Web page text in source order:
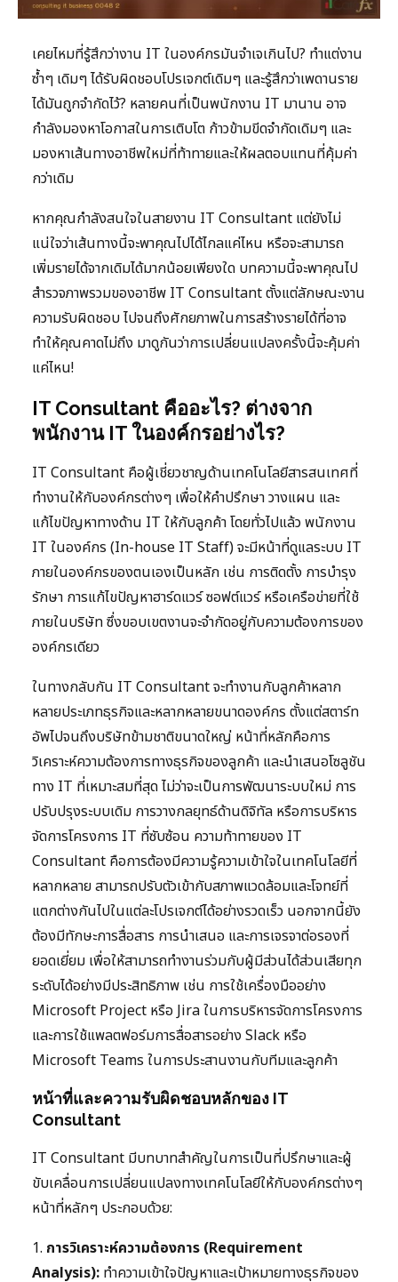
เคยไหมที่รู้สึกว่างาน IT ในองค์กรมันจำเจเกินไป? ทำแต่งาน
ซ้ำๆ เดิมๆ ได้รับผิดชอบโปรเจกต์เดิมๆ และรู้สึกว่าเพดานราย
ได้มันถูกจำกัดไว้? หลายคนที่เป็นพนักงาน IT มานาน อาจ
กำลังมองหาโอกาสในการเติบโต ก้าวข้ามขีดจำกัดเดิมๆ และ
มองหาเส้นทางอาชีพใหม่ที่ท้าทายและให้ผลตอบแทนที่คุ้มค่า
กว่าเดิม
หากคุณกำลังสนใจในสายงาน IT Consultant แต่ยังไม่
แน่ใจว่าเส้นทางนี้จะพาคุณไปได้ไกลแค่ไหน หรือจะสามารถ
เพิ่มรายได้จากเดิมได้มากน้อยเพียงใด บทความนี้จะพาคุณไป
สำรวจภาพรวมของอาชีพ IT Consultant ตั้งแต่ลักษณะงาน
ความรับผิดชอบ ไปจนถึงศักยภาพในการสร้างรายได้ที่อาจ
ทำให้คุณคาดไม่ถึง มาดูกันว่าการเปลี่ยนแปลงครั้งนี้จะคุ้มค่า
แค่ไหน!
IT Consultant คืออะไร? ต่างจาก
พนักงาน IT ในองค์กรอย่างไร?
IT Consultant คือผู้เชี่ยวชาญด้านเทคโนโลยีสารสนเทศที่
ทำงานให้กับองค์กรต่างๆ เพื่อให้คำปรึกษา วางแผน และ
แก้ไขปัญหาทางด้าน IT ให้กับลูกค้า โดยทั่วไปแล้ว พนักงาน
IT ในองค์กร (In-house IT Staff) จะมีหน้าที่ดูแลระบบ IT
ภายในองค์กรของตนเองเป็นหลัก เช่น การติดตั้ง การบำรุง
รักษา การแก้ไขปัญหาฮาร์ดแวร์ ซอฟต์แวร์ หรือเครือข่ายที่ใช้
ภายในบริษัท ซึ่งขอบเขตงานจะจำกัดอยู่กับความต้องการของ
องค์กรเดียว
ในทางกลับกัน IT Consultant จะทำงานกับลูกค้าหลาก
หลายประเภทธุรกิจและหลากหลายขนาดองค์กร ตั้งแต่สตาร์ท
อัพไปจนถึงบริษัทข้ามชาติขนาดใหญ่ หน้าที่หลักคือการ
วิเคราะห์ความต้องการทางธุรกิจของลูกค้า และนำเสนอโซลูชัน
ทาง IT ที่เหมาะสมที่สุด ไม่ว่าจะเป็นการพัฒนาระบบใหม่ การ
ปรับปรุงระบบเดิม การวางกลยุทธ์ด้านดิจิทัล หรือการบริหาร
จัดการโครงการ IT ที่ซับซ้อน ความท้าทายของ IT
Consultant คือการต้องมีความรู้ความเข้าใจในเทคโนโลยีที่
หลากหลาย สามารถปรับตัวเข้ากับสภาพแวดล้อมและโจทย์ที่
แตกต่างกันไปในแต่ละโปรเจกต์ได้อย่างรวดเร็ว นอกจากนี้ยัง
ต้องมีทักษะการสื่อสาร การนำเสนอ และการเจรจาต่อรองที่
ยอดเยี่ยม เพื่อให้สามารถทำงานร่วมกับผู้มีส่วนได้ส่วนเสียทุก
ระดับได้อย่างมีประสิทธิภาพ เช่น การใช้เครื่องมืออย่าง
Microsoft Project หรือ Jira ในการบริหารจัดการโครงการ
และการใช้แพลตฟอร์มการสื่อสารอย่าง Slack หรือ
Microsoft Teams ในการประสานงานกับทีมและลูกค้า
หน้าที่และความรับผิดชอบหลักของ IT
Consultant
IT Consultant มีบทบาทสำคัญในการเป็นที่ปรึกษาและผู้
ขับเคลื่อนการเปลี่ยนแปลงทางเทคโนโลยีให้กับองค์กรต่างๆ
หน้าที่หลักๆ ประกอบด้วย:
1. การวิเคราะห์ความต้องการ (Requirement
Analysis): ทำความเข้าใจปัญหาและเป้าหมายทางธุรกิจของ